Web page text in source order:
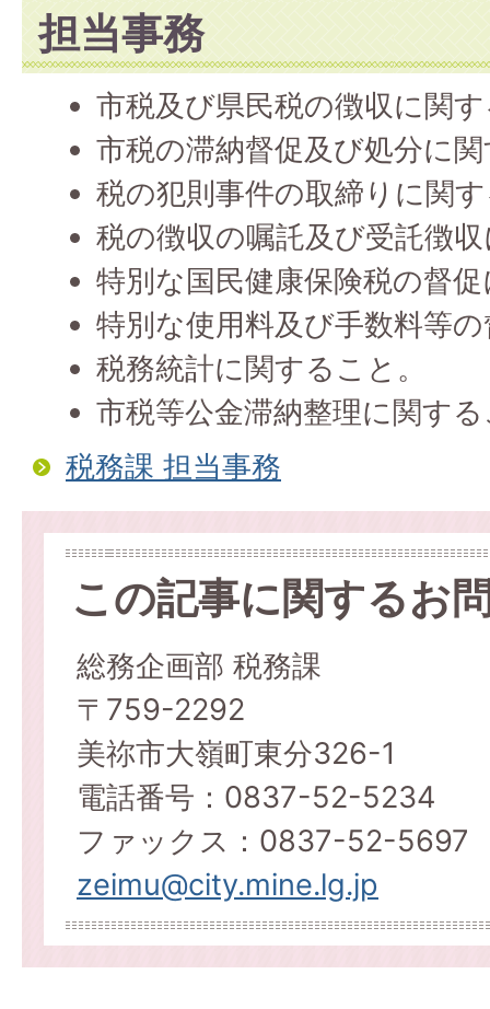
担当事務
市税及び県民税の徴収に関
市税の滞納督促及び処分に
税の犯則事件の取締りに関
税の徴収の嘱託及び受託徴
特別な国民健康保険税の督
特別な使用料及び手数料等
税務統計に関すること。
市税等公金滞納整理に関す
税務課 担当事務
この記事に関するお
総務企画部 税務課
〒759-2292
美祢市大嶺町東分326-1
電話番号：0837-52-5234
ファックス：0837-52-5697
zeimu@city.mine.lg.jp